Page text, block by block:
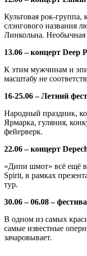
Культовая рок-группа,
слэнгового названия
Линкольна. Необычная
13.06 – концерт Deep
К этим мужчинам и
масштабу не
16-25.06 – Летний
Народный праздник,
Ярмарка, гуляния,
фейерверк.
22.06 – концерт
«Дипи шмот» всё ещё
Spirit, в рамках
тур.
30.06 – 06.08 –
В одном из самых
самые известные
зачаровывает.